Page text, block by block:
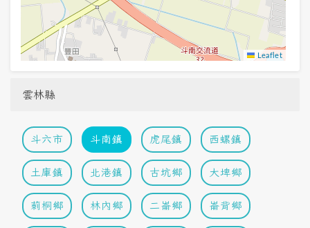
Leaflet
雲林縣
斗六市 斗南鎮 虎尾鎮 西螺鎮
土庫鎮 北港鎮 古坑鄉 大埤鄉
莿桐鄉 林內鄉 二崙鄉 崙背鄉